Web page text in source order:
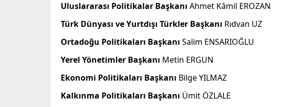
Uluslararası Politikalar Başkanı Ahmet Kâmil EROZAN
Türk Dünyası ve Yurtdışı Türkler Başkanı Rıdvan UZ
Ortadoğu Politikaları Başkanı Salim ENSARIOĞLU
Yerel Yönetimler Başkanı Metin ERGUN
Ekonomi Politikaları Başkanı Bilge YILMAZ
Kalkınma Politikaları Başkanı Ümit ÖZLALE